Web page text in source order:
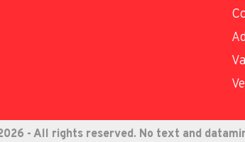
- All rights reserved. No text and